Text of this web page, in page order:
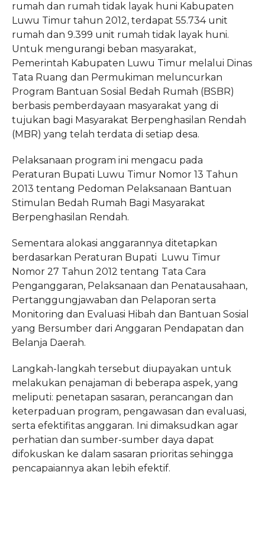
rumah dan rumah tidak layak huni Kabupaten
Luwu Timur tahun 2012, terdapat 55.734 unit
rumah dan 9.399 unit rumah tidak layak huni.
Untuk mengurangi beban masyarakat,
Pemerintah Kabupaten Luwu Timur melalui Dinas
Tata Ruang dan Permukiman meluncurkan
Program Bantuan Sosial Bedah Rumah (BSBR)
berbasis pemberdayaan masyarakat yang di
tujukan bagi Masyarakat Berpenghasilan Rendah
(MBR) yang telah terdata di setiap desa.
Pelaksanaan program ini mengacu pada
Peraturan Bupati Luwu Timur Nomor 13 Tahun
2013 tentang Pedoman Pelaksanaan Bantuan
Stimulan Bedah Rumah Bagi Masyarakat
Berpenghasilan Rendah.
Sementara alokasi anggarannya ditetapkan
berdasarkan Peraturan Bupati Luwu Timur
Nomor 27 Tahun 2012 tentang Tata Cara
Penganggaran, Pelaksanaan dan Penatausahaan,
Pertanggungjawaban dan Pelaporan serta
Monitoring dan Evaluasi Hibah dan Bantuan Sosial
yang Bersumber dari Anggaran Pendapatan dan
Belanja Daerah.
Langkah-langkah tersebut diupayakan untuk
melakukan penajaman di beberapa aspek, yang
meliputi: penetapan sasaran, perancangan dan
keterpaduan program, pengawasan dan evaluasi,
serta efektifitas anggaran. Ini dimaksudkan agar
perhatian dan sumber-sumber daya dapat
difokuskan ke dalam sasaran prioritas sehingga
pencapaiannya akan lebih efektif.